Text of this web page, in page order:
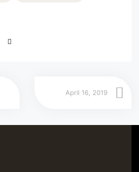
April 16, 2019